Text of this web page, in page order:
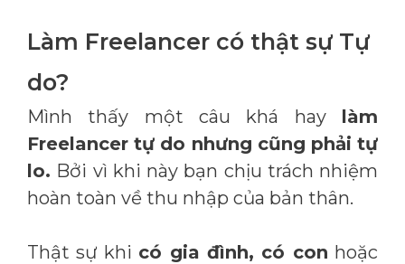
Làm Freelancer có thật sự Tự
do?
Mình thấy một câu khá hay làm
Freelancer tự do nhưng cũng phải tự
lo. Bởi vì khi này bạn chịu trách nhiệm
hoàn toàn về thu nhập của bản thân.
Thật sự khi có gia đình, có con hoặc